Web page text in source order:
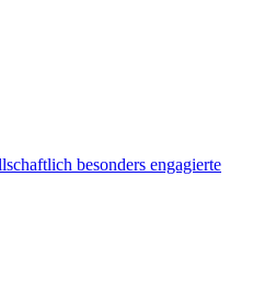
besonders engagierte